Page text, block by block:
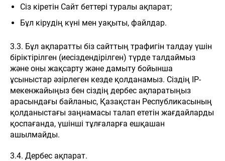
Сіз кіретін Сайт беттері туралы ақпарат;
Бұл кірудің күні мен уақыты, файлдар.
3.3. Бұл ақпаратты біз сайттың трафигін талдау үшін
біріктірілген (иесіздендірілген) түрде талдаймыз
және оны жақсарту және дамыту бойынша
ұсыныстар әзірлеген кезде қолданамыз. Сіздің IP-
мекенжайыңыз бен сіздің дербес ақпаратыңыз
арасындағы байланыс, Қазақстан Республикасының
қолданыстағы заңнамасы талап ететін жағдайларды
қоспағанда, үшінші тұлғаларға ешқашан
ашылмайды.
3.4. Дербес ақпарат.